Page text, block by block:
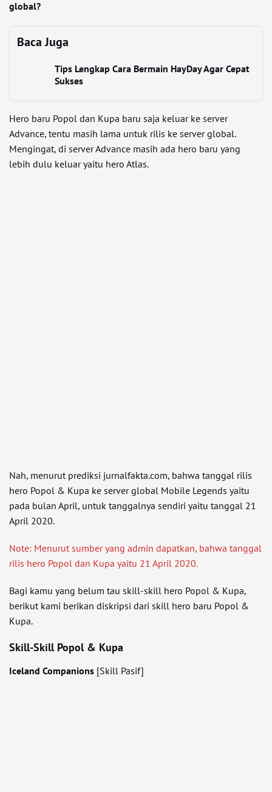
global?
Baca Juga
Tips Lengkap Cara Bermain HayDay Agar Cepat
Sukses
Hero baru Popol dan Kupa baru saja keluar ke server
Advance, tentu masih lama untuk rilis ke server global.
Mengingat, di server Advance masih ada hero baru yang
lebih dulu keluar yaitu hero Atlas.
Nah, menurut prediksi jurnalfakta.com, bahwa tanggal rilis
hero Popol & Kupa ke server global Mobile Legends yaitu
pada bulan April, untuk tanggalnya sendiri yaitu tanggal 21
April 2020.
Note: Menurut sumber yang admin dapatkan, bahwa tanggal
rilis hero Popol dan Kupa yaitu 21 April 2020.
Bagi kamu yang belum tau skill-skill hero Popol & Kupa,
berikut kami berikan diskripsi dari skill hero baru Popol &
Kupa.
Skill-Skill Popol & Kupa
Iceland Companions [Skill Pasif]